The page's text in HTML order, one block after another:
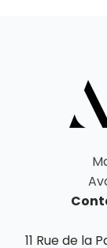
11 Rue de la